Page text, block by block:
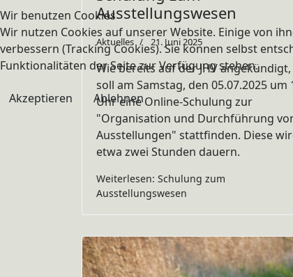
Ausstellungswesen
Aktuelles 21. Juni 2025
Wie bereits auf der JHV angekündigt,
soll am Samstag, den 05.07.2025 um
Uhr eine Online-Schulung zur
"Organisation und Durchführung
Ausstellungen" stattfinden. Diese
etwa zwei Stunden dauern.
Weiterlesen: Schulung zum
Ausstellungswesen
Wir benutzen Cookies
Wir nutzen Cookies auf unserer Website. Einige von
verbessern (Tracking Cookies). Sie können selbst
Funktionalitäten der Seite zur Verfügung stehen.
Akzeptieren Ablehnen